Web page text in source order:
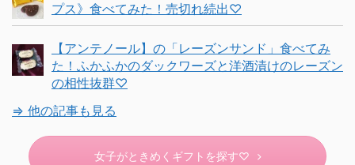
プス》食べてみた！売切れ続出♡
【アンテノール】の「レーズンサンド」食べてみ
た！ふかふかのダックワーズと洋酒漬けのレーズン
の相性抜群♡
⇒ 他の記事も見る
女子がときめくギフトを探す♡